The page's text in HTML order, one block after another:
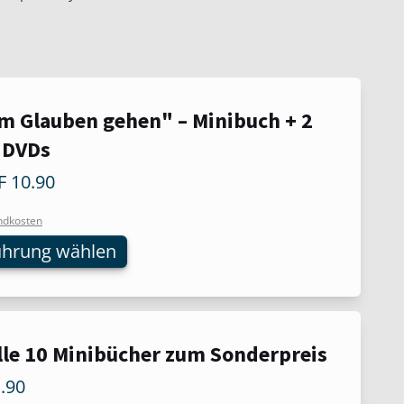
Glauben gehen" – Minibuch + 2
10.90
wählen
10 Minibücher zum Sonderpreis